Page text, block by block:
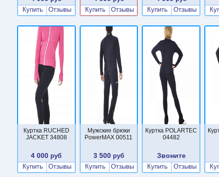
Купить
Отзывы
Купить
Отзывы
Купить
Отзывы
Куртка RUCHED
JACKET 34808
4 000 руб
Купить
Отзывы
Мужские брюки
PowerMAX 00511
3 500 руб
Купить
Отзывы
Куртка POLARTEC
04482
Звоните
Купить Отзывы